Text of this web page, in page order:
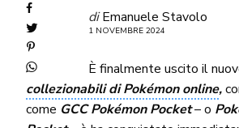
di Emanuele Stavolo
1 NOVEMBRE 2024
È finalmente uscito il
collezionabili di Pokémon online,
come GCC Pokémon Pocket– o